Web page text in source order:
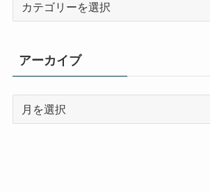
ー
アーカイブ